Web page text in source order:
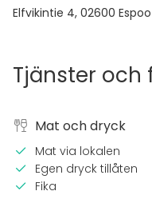
Elfvikintie 4, 02600 Espoo
Tjänster och
Mat och dryck
Mat via lokalen
Egen dryck tillåten
Fika